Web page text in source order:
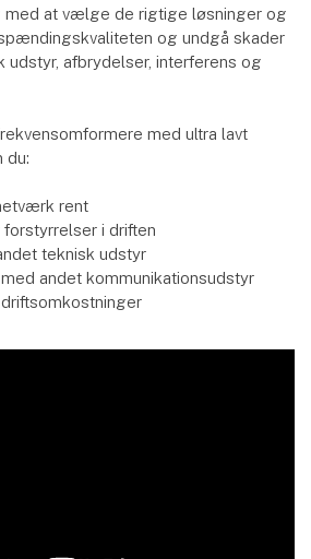
med at vælge de rigtige løsninger og
og undgå skader
udstyr, afbrydelser, interferens og
med ultra lavt
du:
rent
forstyrrelser i driften
teknisk udstyr
andet kommunikationsudstyr